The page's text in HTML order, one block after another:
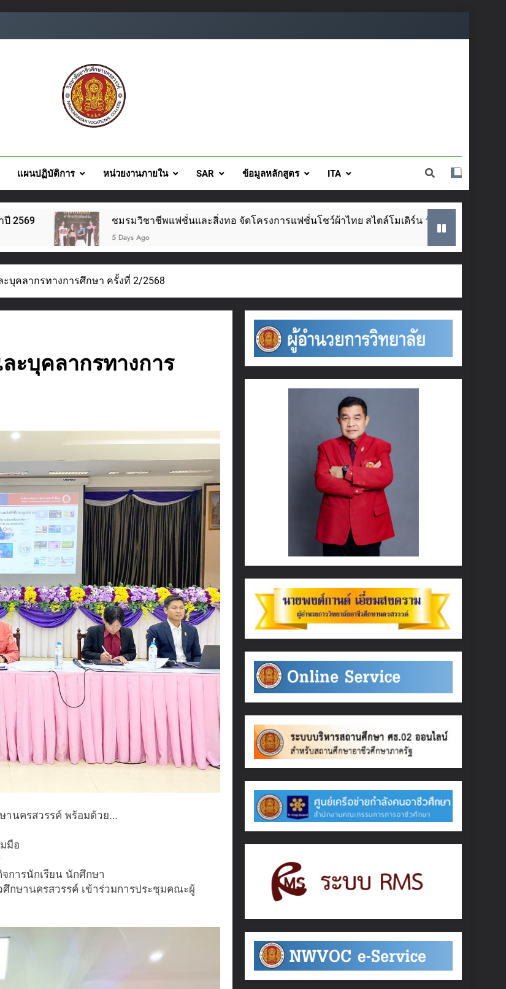
แผนปฏิบัติการ หน่วยงานภายใน SAR ข้อมูลหลักสูตร ITA
วิชาชีพแฟชั่นและสิ่งทอ จัดโครงการแฟชั่นโชว์ผ้าไทย สไตล์โมเดิร์น วันที่ ๕ ส.ค. นี้
บุคลากรทางการศึกษา ครั้งที่ 2/2568
ะบุคลากรทางการ
านครสวรรค์ พร้อมด้วย…
มือ
ารนักเรียน นักศึกษา
กษานครสวรรค์ เข้าร่วมการประชุมคณะผู้